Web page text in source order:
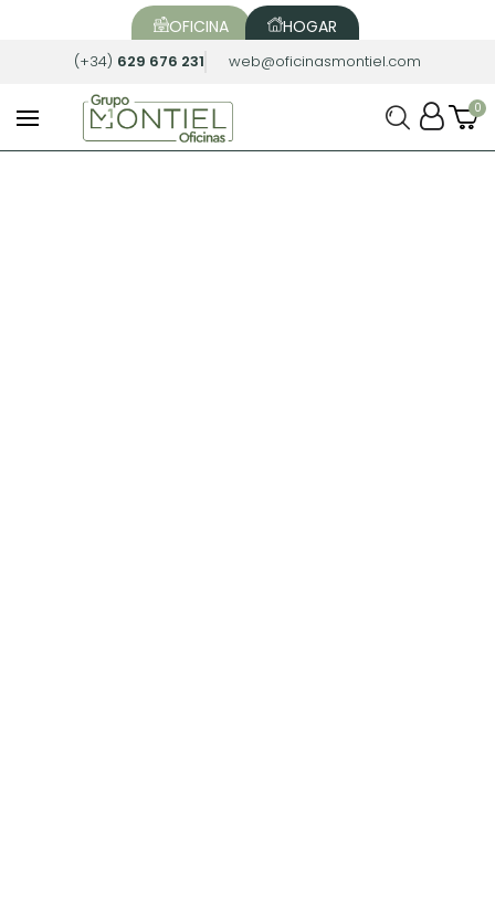
OFICINA HOGAR
(+34) 629 676 231 web@oficinasmontiel.com